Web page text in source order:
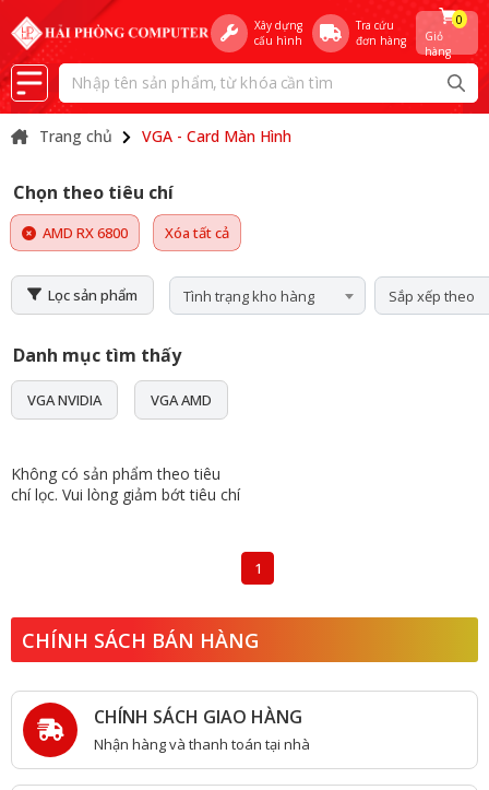
Xây dựng
cấu hình
Tra cứu
đơn hàng
Giỏ
hàng
0
Trang chủ VGA - Card Màn Hình
Chọn theo tiêu chí
AMD RX 6800 Xóa tất cả
Lọc sản phẩm Tình trạng kho hàng Sắp xếp theo
Danh mục tìm thấy
VGA NVIDIA VGA AMD
Không có sản phẩm theo tiêu
chí lọc. Vui lòng giảm bớt tiêu chí
1
CHÍNH SÁCH BÁN HÀNG
CHÍNH SÁCH GIAO HÀNG
Nhận hàng và thanh toán tại nhà